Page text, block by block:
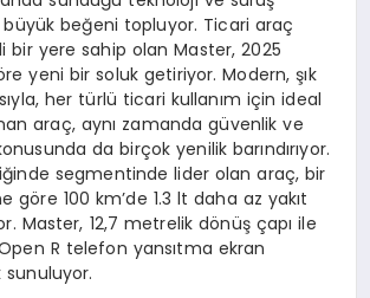
beğeni topluyor. Ticari araç
bir yere sahip olan Master, 2025
yeni bir soluk getiriyor. Modern, şık
her türlü ticari kullanım için ideal
araç, aynı zamanda güvenlik ve
da birçok yenilik barındırıyor.
segmentinde lider olan araç, bir
göre 100 km’de 1.3 lt daha az yakıt
Master, 12,7 metrelik dönüş çapı ile
R telefon yansıtma ekran